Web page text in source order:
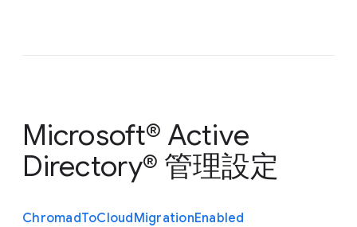
Microsoft® Active
Directory® 管理設定
ChromadToCloudMigrationEnabled